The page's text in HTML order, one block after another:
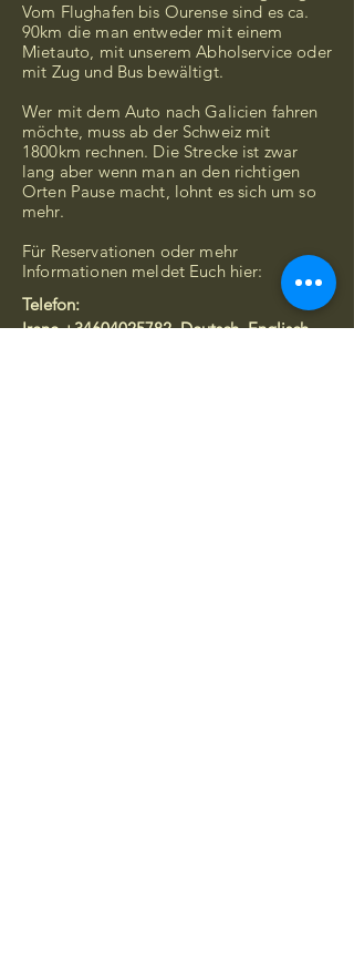
Vom Flughafen bis Ourense sind es ca.
90km die man entweder mit einem
Mietauto, mit unserem Abholservice oder
mit Zug und Bus bewältigt.
Wer mit dem Auto nach Galicien fahren
möchte, muss ab der Schweiz mit
1800km rechnen. Die Strecke ist zwar
lang aber wenn man an den richtigen
Orten Pause macht, lohnt es sich um so
mehr.
Für Reservationen oder mehr
Informationen meldet Euch hier:
Telefon:
​Irene+34604025782Deutsch, Englisch